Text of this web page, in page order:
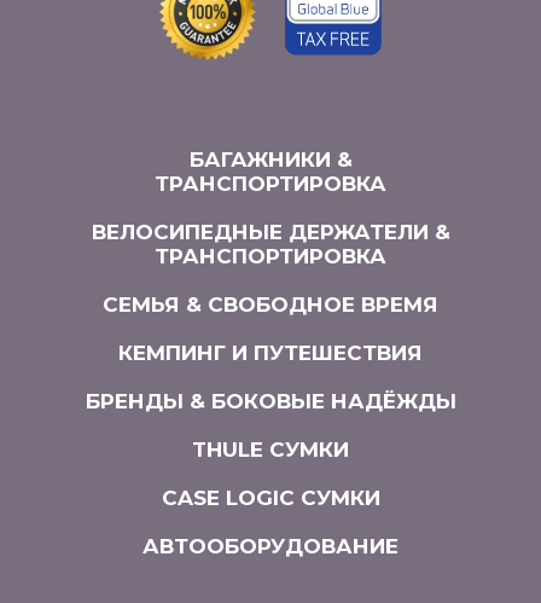
БАГАЖНИКИ &
ТРАНСПОРТИРОВКА
ВЕЛОСИПЕДНЫЕ ДЕРЖАТЕЛИ &
ТРАНСПОРТИРОВКА
СЕМЬЯ & СВОБОДНОЕ ВРЕМЯ
КЕМПИНГ И ПУТЕШЕСТВИЯ
БРЕНДЫ & БОКОВЫЕ НАДЁЖДЫ
THULE СУМКИ
CASE LOGIC СУМКИ
АВТООБОРУДОВАНИЕ